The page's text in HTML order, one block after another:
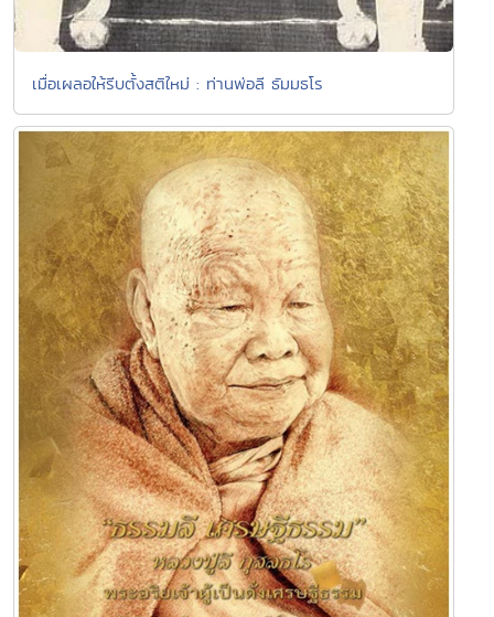
เมื่อเผลอให้รีบตั้งสติใหม่ : ท่านพ่อลี ธัมมธโร